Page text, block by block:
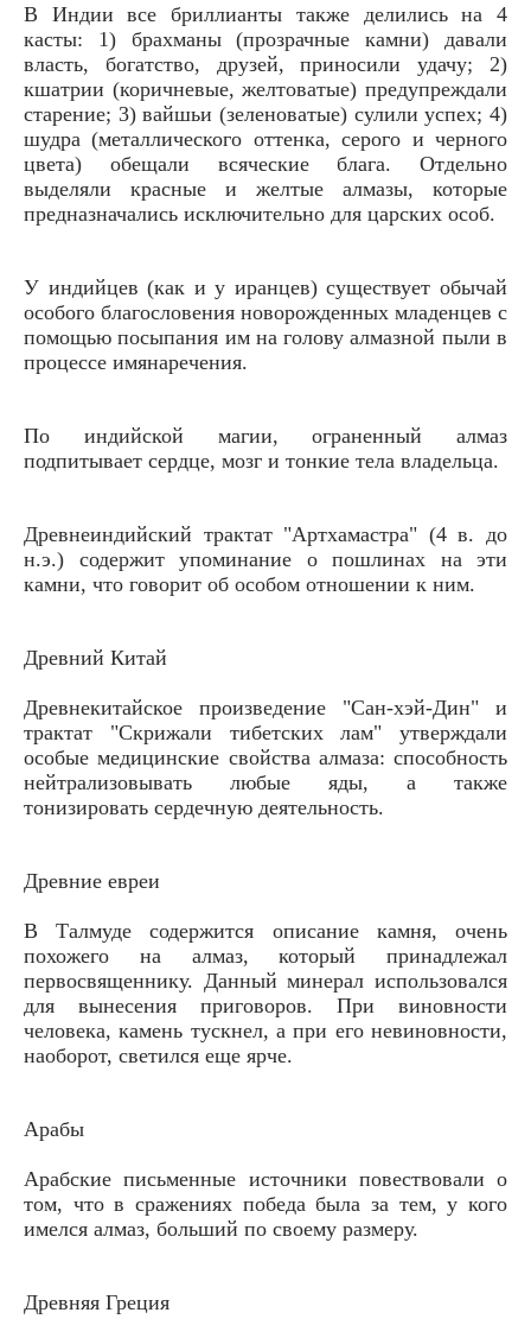
В Индии все бриллианты также делились на 4
касты: 1) брахманы (прозрачные камни) давали
власть, богатство, друзей, приносили удачу; 2)
кшатрии (коричневые, желтоватые) предупреждали
старение; 3) вайшьи (зеленоватые) сулили успех; 4)
шудра (металлического оттенка, серого и черного
цвета) обещали всяческие блага. Отдельно
выделяли красные и желтые алмазы, которые
предназначались исключительно для царских особ.
У индийцев (как и у иранцев) существует обычай
особого благословения новорожденных младенцев с
помощью посыпания им на голову алмазной пыли в
процессе имянаречения.
По индийской магии, ограненный алмаз
подпитывает сердце, мозг и тонкие тела владельца.
Древнеиндийский трактат "Артхамастра" (4 в. до
н.э.) содержит упоминание о пошлинах на эти
камни, что говорит об особом отношении к ним.
Древний Китай
Древнекитайское произведение "Сан-хэй-Дин" и
трактат "Скрижали тибетских лам" утверждали
особые медицинские свойства алмаза: способность
нейтрализовывать любые яды, а также
тонизировать сердечную деятельность.
Древние евреи
В Талмуде содержится описание камня, очень
похожего на алмаз, который принадлежал
первосвященнику. Данный минерал использовался
для вынесения приговоров. При виновности
человека, камень тускнел, а при его невиновности,
наоборот, светился еще ярче.
Арабы
Арабские письменные источники повествовали о
том, что в сражениях победа была за тем, у кого
имелся алмаз, больший по своему размеру.
Древняя Греция